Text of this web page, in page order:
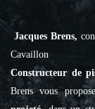
Jacques Brens,
Cavaillon
Constructeur de
Brens vous